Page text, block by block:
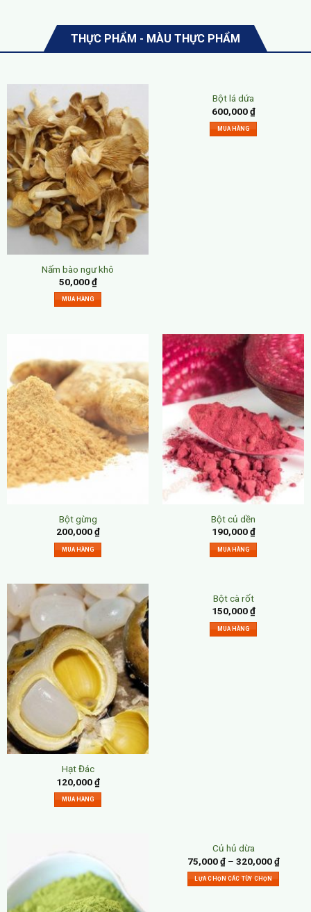
THỰC PHẨM - MÀU THỰC PHẨM
Nấm bào ngư khô
50,000₫
MUA HÀNG
Bột lá dứa
600,000₫
MUA HÀNG
Bột gừng
200,000₫
MUA HÀNG
Bột củ dền
190,000₫
MUA HÀNG
Hạt Đác
120,000₫
MUA HÀNG
Bột cà rốt
150,000₫
MUA HÀNG
Củ hủ dừa
75,000₫– 320,000₫
LỰA CHỌN CÁC TÙY CHỌN